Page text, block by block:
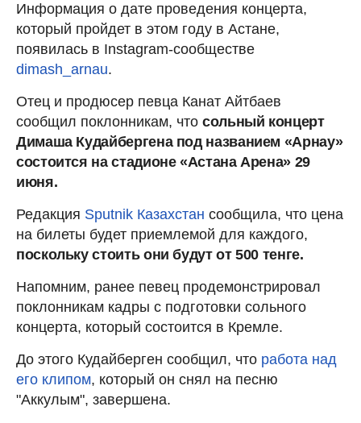
Информация о дате проведения концерта,
который пройдет в этом году в Астане,
появилась в Instagram-сообществе
dimash_arnau.
Отец и продюсер певца Канат Айтбаев
сообщил поклонникам, что сольный концерт
Димаша Кудайбергена под названием «Арнау»
состоится на стадионе «Астана Арена» 29
июня.
Редакция Sputnik Казахстан сообщила, что цена
на билеты будет приемлемой для каждого,
поскольку стоить они будут от 500 тенге.
Напомним, ранее певец продемонстрировал
поклонникам кадры с подготовки сольного
концерта, который состоится в Кремле.
До этого Кудайберген сообщил, что работа над
его клипом, который он снял на песню
"Аккулым", завершена.